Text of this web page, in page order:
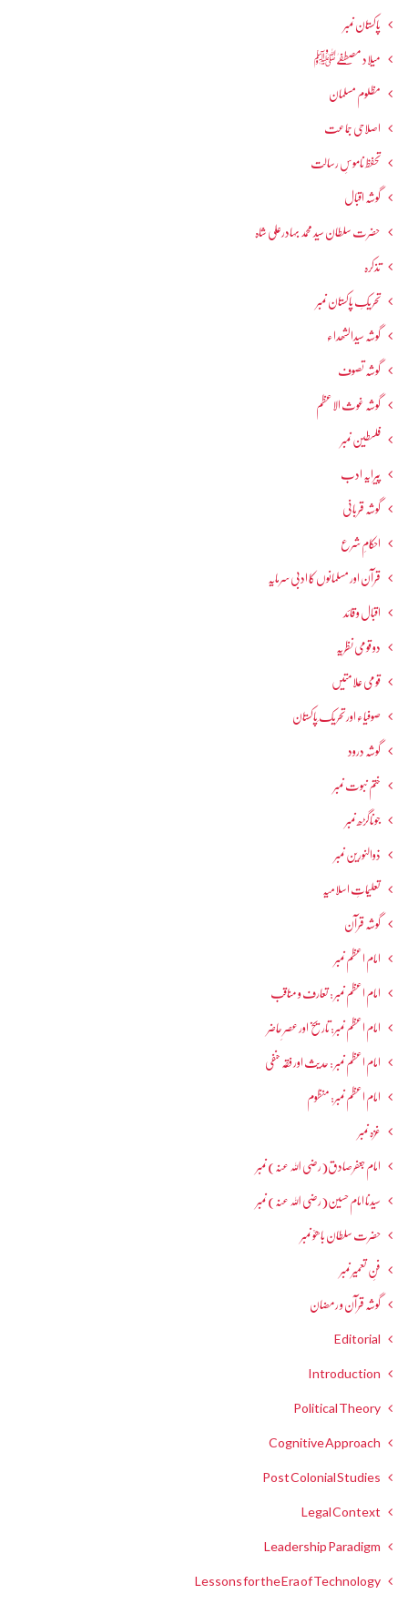
پاکستان نمبر
میلاد مصطفےٰﷺ
مظلوم مسلمان
اصلاحی جماعت
تحفظ ناموسِ رسالت
گوشہ اقبال
حضرت سلطان سید محمد بہادرعلی شاہ
تذکرہ
تحریکِ پاکستان نمبر
گوشہ سیدالشھداء
گوشہ تصوف
گوشہ غوث الاعظم
فلسطین نمبر
پیرایہ ادب
گوشہ قربانی
احکامِ شرع
قرآن اور مسلمانوں کا ادبی سرمایہ
اقبال و قائد
دو قومی نظریہ
قومی علامتیں
صوفیاء اور تحریک ِپاکستان
گوشہ درود
ختم نبوت نمبر
جوناگڑھ نمبر
ذوالنورین نمبر
تعلیماتِ اسلامیہ
گوشہ قرآن
امام اعظم نمبر
امام اعظم نمبر : تعارف و مناقب
امام اعظم نمبر: تاریخ اور عصرِ حاضر
امام اعظم نمبر : حدیث اور فقہ حنفی
امام اعظم نمبر: منظوم
غزہ نمبر
امام جعفرصادق(رضی اللہ عنہ) نمبر
سیدنا امام حسین(رضی اللہ عنہ) نمبر
حضرت سلطان باھوؒ نمبر
فنِ تعمیر نمبر
گوشہ قرآن و رمضان
Editorial
Introduction
Political Theory
Cognitive Approach
Post Colonial Studies
Legal Context
Leadership Paradigm
Lessons for the Era of Technology